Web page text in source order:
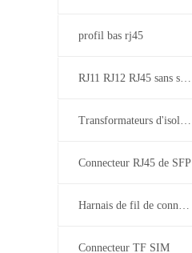
profil bas rj45
RJ11 RJ12 RJ45 sans série de transformateurs
Transformateurs d'isolement
Connecteur RJ45 de SFP
Harnais de fil de connecteur
Connecteur TF SIM